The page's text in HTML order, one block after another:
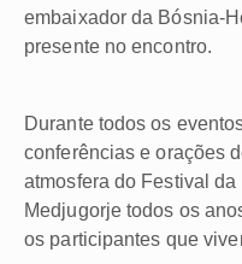
embaixador da Bósnia-
presente no encontro.
Durante todos os
conferências e orações
atmosfera do Festival
Medjugorje todos os
os participantes que